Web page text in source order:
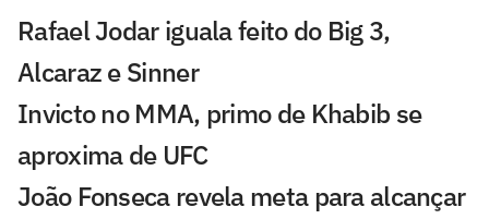
Rafael Jodar iguala feito do Big 3,
Alcaraz e Sinner
Invicto no MMA, primo de Khabib se
aproxima de UFC
João Fonseca revela meta para alcançar